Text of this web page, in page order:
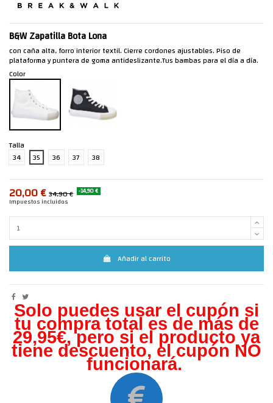
B&W Zapatilla Bota Lona
con caña alta, forro interior textil. Cierre cordones ajustables. Piso de
plataforma y puntera de goma antideslizante.Tus bambas para el día a día.
Color
Talla
34
35 36 37 38
20,00 € 34,90 € -14,90 €
Impuestos incluidos
Añadir al carrito
Solo puedes usar el cupón si
tu compra total es de más de
29,95€, pero si el producto ya
tiene descuento, el cupón NO
funcionará.